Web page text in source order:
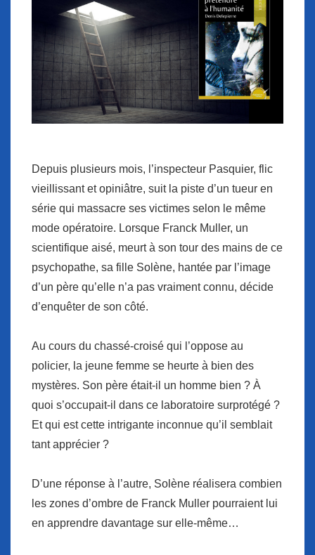
Depuis plusieurs mois, l’inspecteur Pasquier, flic
vieillissant et opiniâtre, suit la piste d’un tueur en
série qui massacre ses victimes selon le même
mode opératoire. Lorsque Franck Muller, un
scientifique aisé, meurt à son tour des mains de ce
psychopathe, sa fille Solène, hantée par l’image
d’un père qu’elle n’a pas vraiment connu, décide
d’enquêter de son côté.
Au cours du chassé-croisé qui l’oppose au
policier, la jeune femme se heurte à bien des
mystères. Son père était-il un homme bien ? À
quoi s’occupait-il dans ce laboratoire surprotégé ?
Et qui est cette intrigante inconnue qu’il semblait
tant apprécier ?
D’une réponse à l’autre, Solène réalisera combien
les zones d’ombre de Franck Muller pourraient lui
en apprendre davantage sur elle-même…